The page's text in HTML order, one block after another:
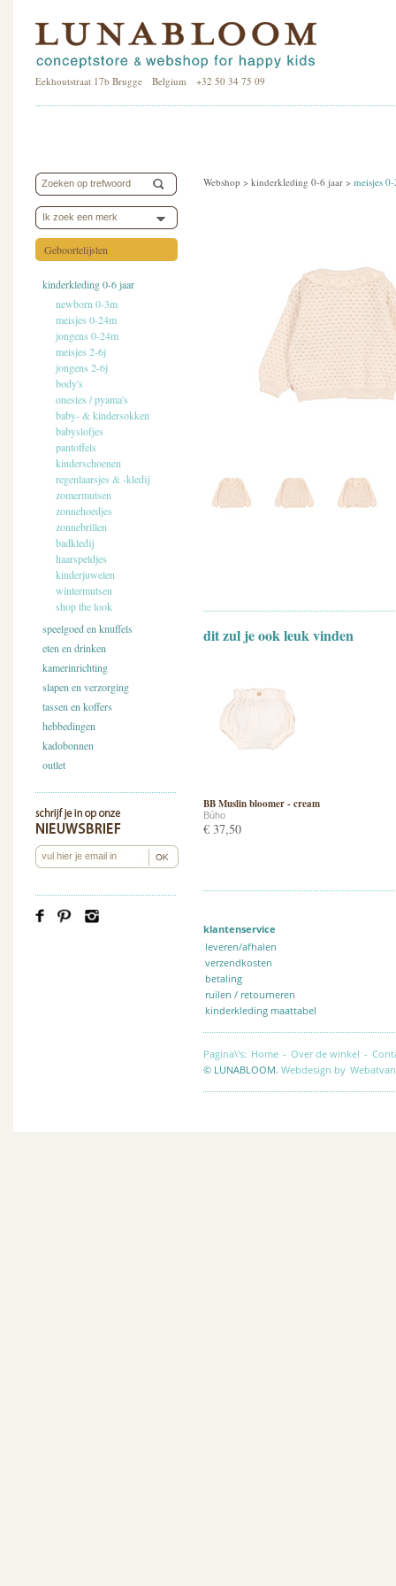
Eekhoutstraat 17b Brugge Belgium +32 50 34 75 09
Ik zoek een merk
Geboortelijsten
kinderkleding 0-6 jaar
newborn 0-3m
meisjes 0-24m
jongens 0-24m
meisjes 2-6j
jongens 2-6j
body's
onesies / pyama's
baby- & kindersokken
babyslofjes
pantoffels
kinderschoenen
regenlaarsjes & -kledij
zomermutsen
zonnehoedjes
zonnebrillen
badkledij
haarspeldjes
kinderjuwelen
wintermutsen
shop the look
speelgoed en knuffels
eten en drinken
kamerinrichting
slapen en verzorging
tassen en koffers
hebbedingen
kadobonnen
outlet
Webshop > kinderkleding 0-6 jaar > meisjes
dit zul je ook leuk vinden
BB Muslin bloomer - cream
Búho
€ 37,50
klantenservice
leveren/afhalen
verzendkosten
betaling
ruilen / retourneren
kinderkleding maattabel
Pagina\'s: Home - Over de winkel -
© LUNABLOOM. Webdesign by